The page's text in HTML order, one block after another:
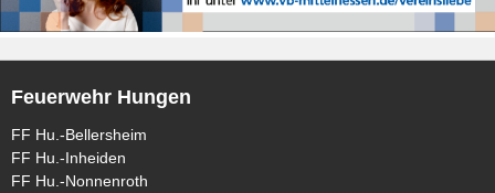
Feuerwehr Hungen
FF Hu.-Bellersheim
FF Hu.-Inheiden
FF Hu.-Nonnenroth